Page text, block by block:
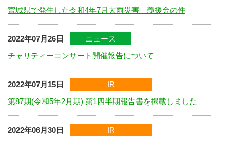
宮城県で発生した令和4年7月大雨災害 義援金の件
2022年07月26日
ニュース
チャリティーコンサート開催報告について
2022年07月15日
IR
第87期(令和5年2月期) 第1四半期報告書を掲載しました
2022年06月30日
IR